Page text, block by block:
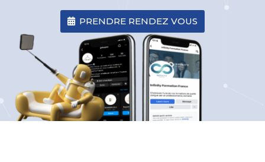
PRENDRE RENDEZ VOUS